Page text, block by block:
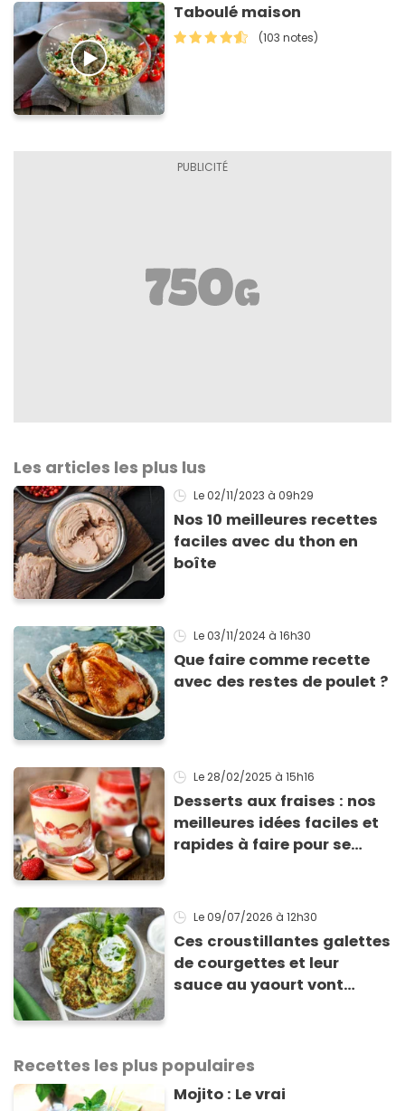
Taboulé maison
(103 notes)
Les articles les plus lus
Le 02/11/2023 à 09h29
Nos 10 meilleures recettes
faciles avec du thon en
boîte
Le 03/11/2024 à 16h30
Que faire comme recette
avec des restes de poulet ?
Le 28/02/2025 à 15h16
Desserts aux fraises : nos
meilleures idées faciles et
rapides à faire pour se
Le 09/07/2026 à 12h30
Ces croustillantes galettes
de courgettes et leur
sauce au yaourt vont
Recettes les plus populaires
Mojito : Le vrai